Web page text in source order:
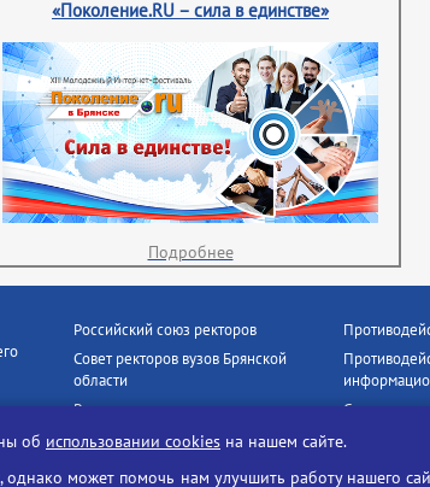
«Поколение.RU – сила в единстве»
Подробнее
Российский союз ректоров
Совет ректоров вузов Брянской
области
Росстудцентр
Наши партнёры
Социальные
об использовании cookies на нашем сайте.
может помочь нам улучшить работу нашего